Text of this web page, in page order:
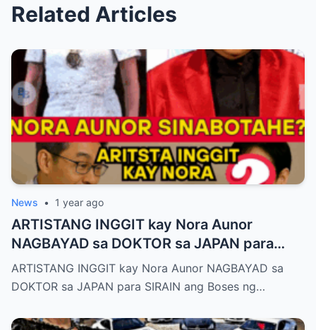
Related Articles
News • 1 year ago
ARTISTANG INGGIT kay Nora Aunor
NAGBAYAD sa DOKTOR sa JAPAN para
SIRAIN boses ni Nora Aunor!
ARTISTANG INGGIT kay Nora Aunor NAGBAYAD sa
DOKTOR sa JAPAN para SIRAIN ang Boses ng…